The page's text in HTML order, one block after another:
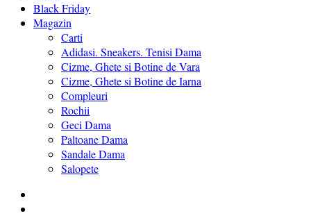
Black Friday
Magazin
Carti
Adidasi. Sneakers. Tenisi Dama
Cizme, Ghete si Botine de Vara
Cizme, Ghete si Botine de Iarna
Compleuri
Rochii
Geci Dama
Paltoane Dama
Sandale Dama
Salopete